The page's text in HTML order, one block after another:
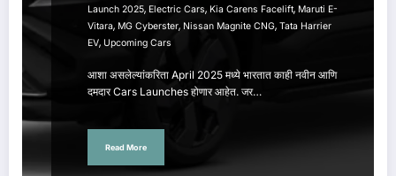
Launch 2025, Electric Cars, Kia Carens Facelift, Maruti E-
Vitara, MG Cyberster, Nissan Magnite CNG, Tata Harrier
EV, Upcoming Cars
आशा असलेल्यांकरिता April 2025 मध्ये भारतात काही नवीन आणि
दमदार Cars Launches होणार आहेत. जर…
Read More